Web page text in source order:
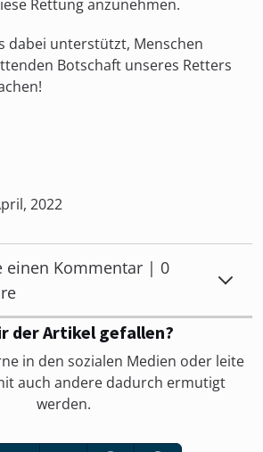
Rettung anzunehmen.
dabei unterstützt, Menschen
Botschaft unseres Retters
2022
einen Kommentar | 0
der Artikel gefallen?
in den sozialen Medien oder leite
auch andere dadurch ermutigt
werden.